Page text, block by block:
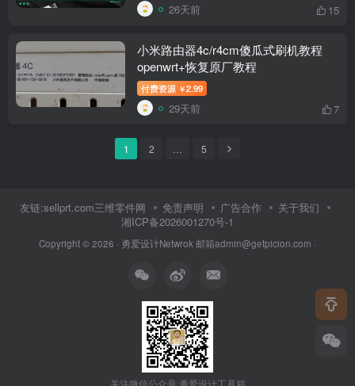
26天前 15
小米路由器4c/r4cm傻瓜式刷机教程
openwrt+恢复原厂教程
付费资源 ￥2.99
29天前 7
1 2 5
友链:sellprt.com三维零件网 免责声明 广告合作
关于我们
湘ICP备2026001270号-1
Copyright © 2026 · 勇爱设计Netwrok 邮箱admin@getpicion.com ·
关注微信公众号:勇爱设计工具箱